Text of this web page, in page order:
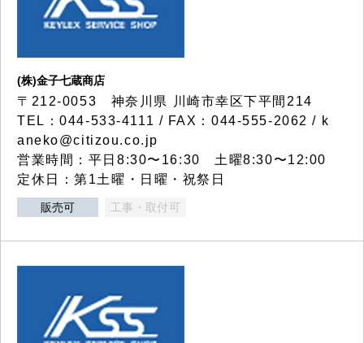
(株)金子七蔵商店
〒212-0053 神奈川県 川崎市幸区下平間214
TEL：044-533-4111 / FAX：044-555-2062 / k
aneko@citizou.co.jp
営業時間：平日8:30〜16:30 土曜8:30〜12:00
定休日：第1土曜・日曜・祝祭日
販売可 工事・取付可